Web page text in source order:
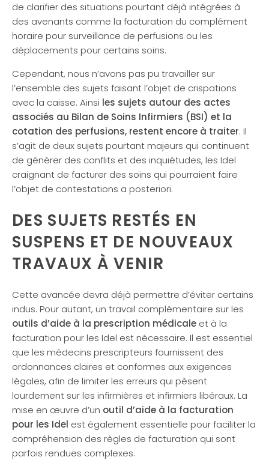
de clarifier des situations pourtant déjà intégrées à
des avenants comme la facturation du complément
horaire pour surveillance de perfusions ou les
déplacements pour certains soins.
Cependant, nous n’avons pas pu travailler sur
l’ensemble des sujets faisant l’objet de crispations
avec la caisse. Ainsi les sujets autour des actes
associés au Bilan de Soins Infirmiers (BSI) et la
cotation des perfusions, restent encore à traiter. Il
s’agit de deux sujets pourtant majeurs qui continuent
de générer des conflits et des inquiétudes, les Idel
craignant de facturer des soins qui pourraient faire
l’objet de contestations a posteriori.
DES SUJETS RESTÉS EN
SUSPENS ET DE NOUVEAUX
TRAVAUX À VENIR
Cette avancée devra déjà permettre d’éviter certains
indus. Pour autant, un travail complémentaire sur les
outils d’aide à la prescription médicale et à la
facturation pour les Idel est nécessaire. Il est essentiel
que les médecins prescripteurs fournissent des
ordonnances claires et conformes aux exigences
légales, afin de limiter les erreurs qui pèsent
lourdement sur les infirmières et infirmiers libéraux. La
mise en œuvre d’un outil d’aide à la facturation
pour les Idel est également essentielle pour faciliter la
compréhension des règles de facturation qui sont
parfois rendues complexes.